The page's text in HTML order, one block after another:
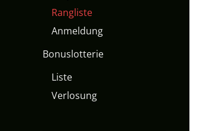
Rangliste
Anmeldung
Bonuslotterie
Liste
Verlosung